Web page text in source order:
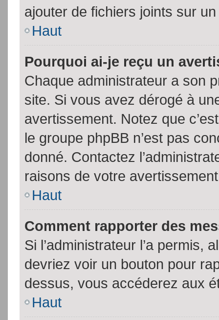
ajouter de fichiers joints sur
Haut
Pourquoi ai-je reçu un
Chaque administrateur a son
site. Si vous avez dérogé à
avertissement. Notez que
le groupe phpBB n’est pas
donné. Contactez
raisons de votre
Haut
Comment rapporter des
Si l’administrateur l’a permis,
devriez voir un bouton pour
dessus, vous accéderez aux
Haut